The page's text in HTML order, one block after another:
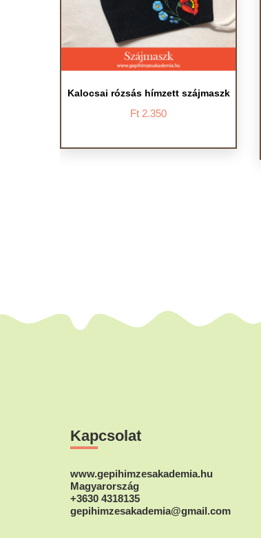
Kalocsai rózsás hímzett szájmaszk
Ft 2.350
termékoldalon
választhatók
Kapcsolat
www.gepihimzesakademia.hu
Magyarország
+3630 4318135
gepihimzesakademia@gmail.com